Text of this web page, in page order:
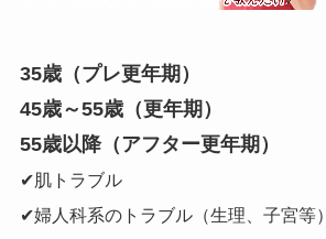
35歳（プレ更年期）
45歳～55歳（更年期）
55歳以降（アフター更年期）
✔肌トラブル
✔婦人科系のトラブル（生理、子宮等）